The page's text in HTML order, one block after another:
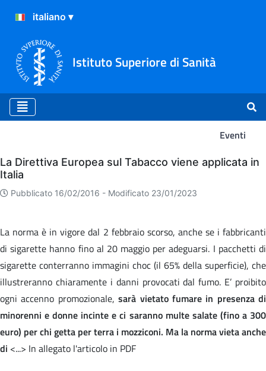
Istituto Superiore di Sanità
Eventi
Eventi
La Direttiva Europea sul Tabacco viene applicata in
Italia
Pubblicato 16/02/2016 - Modificato 23/01/2023
La norma è in vigore dal 2 febbraio scorso, anche se i fabbricanti
di sigarette hanno fino al 20 maggio per adeguarsi. I pacchetti di
sigarette conterranno immagini choc (il 65% della superficie), che
illustreranno chiaramente i danni provocati dal fumo. E’ proibito
ogni accenno promozionale,sarà vietato fumare in presenza di
minorenni e donne incinte e ci saranno multe salate (fino a 300
euro) per chi getta per terra i mozziconi. Ma la norma vieta anche
di <...> In allegato l'articolo in PDF